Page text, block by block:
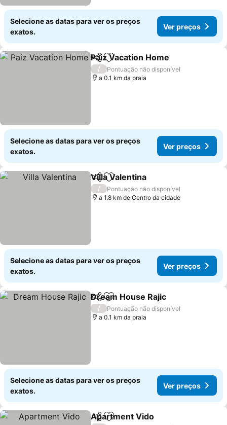
Selecione as datas para ver os preços
exatos.
Ver preços
PartilharAdicionar aos favoritos
Paiz Vacation Home
/
Pontuação não disponível
a 0.1 km da praia
Selecione as datas para ver os preços
exatos.
Ver preços
PartilharAdicionar aos favoritos
Villa Valentina
/
Pontuação não disponível
a 1.8 km de Centro da cidade
Selecione as datas para ver os preços
exatos.
Ver preços
PartilharAdicionar aos favoritos
Dream House Rajic
/
Pontuação não disponível
a 0.1 km da praia
Selecione as datas para ver os preços
exatos.
Ver preços
PartilharAdicionar aos favoritos
Apartment Vido